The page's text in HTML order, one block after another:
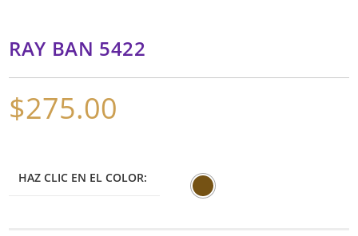
RAY BAN 5422
$275.00
HAZ CLIC EN EL COLOR: